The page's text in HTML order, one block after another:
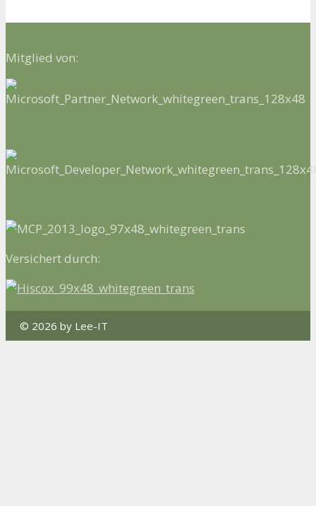
Mitglied von:
Versichert durch:
© 2026 by Lee-IT